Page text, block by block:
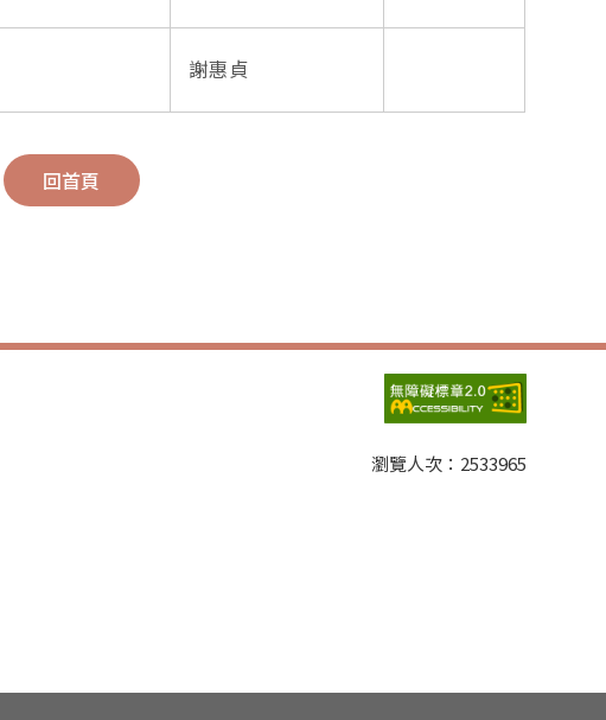
謝惠貞
回首頁
瀏覽人次： 2533965